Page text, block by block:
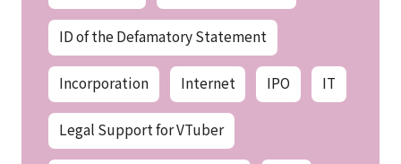
ID of the Defamatory Statement
Incorporation Internet IPO IT
Legal Support for VTuber